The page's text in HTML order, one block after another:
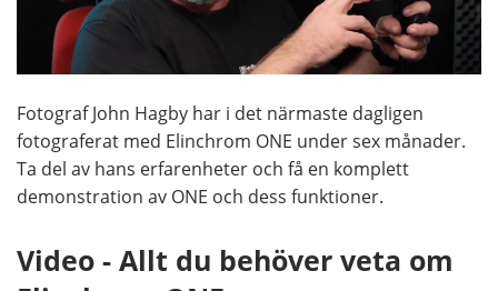
Fotograf John Hagby har i det närmaste dagligen
fotograferat med Elinchrom ONE under sex månader.
Ta del av hans erfarenheter och få en komplett
demonstration av ONE och dess funktioner.
Video - Allt du behöver veta om